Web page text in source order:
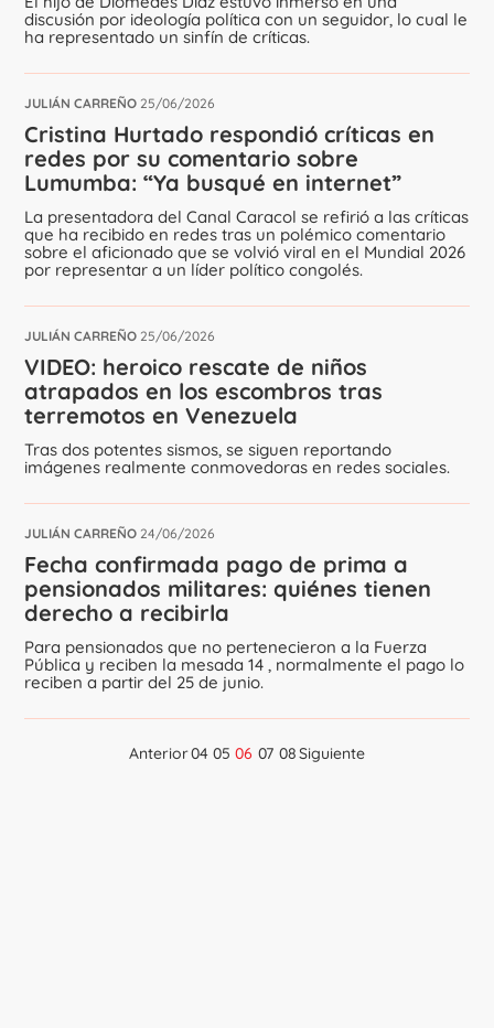
discusión por ideología política con un seguidor, lo cual le
ha representado un sinfín de críticas.
JULIÁN CARREÑO 25/06/2026
Cristina Hurtado respondió críticas en
redes por su comentario sobre
Lumumba: “Ya busqué en internet”
La presentadora del Canal Caracol se refirió a las críticas
que ha recibido en redes tras un polémico comentario
sobre el aficionado que se volvió viral en el Mundial 2026
por representar a un líder político congolés.
JULIÁN CARREÑO 25/06/2026
VIDEO: heroico rescate de niños
atrapados en los escombros tras
terremotos en Venezuela
Tras dos potentes sismos, se siguen reportando
imágenes realmente conmovedoras en redes sociales.
JULIÁN CARREÑO 24/06/2026
Fecha confirmada pago de prima a
pensionados militares: quiénes tienen
derecho a recibirla
Para pensionados que no pertenecieron a la Fuerza
Pública y reciben la mesada 14 , normalmente el pago lo
reciben a partir del 25 de junio.
Anterior04 05 06 07 08Siguiente